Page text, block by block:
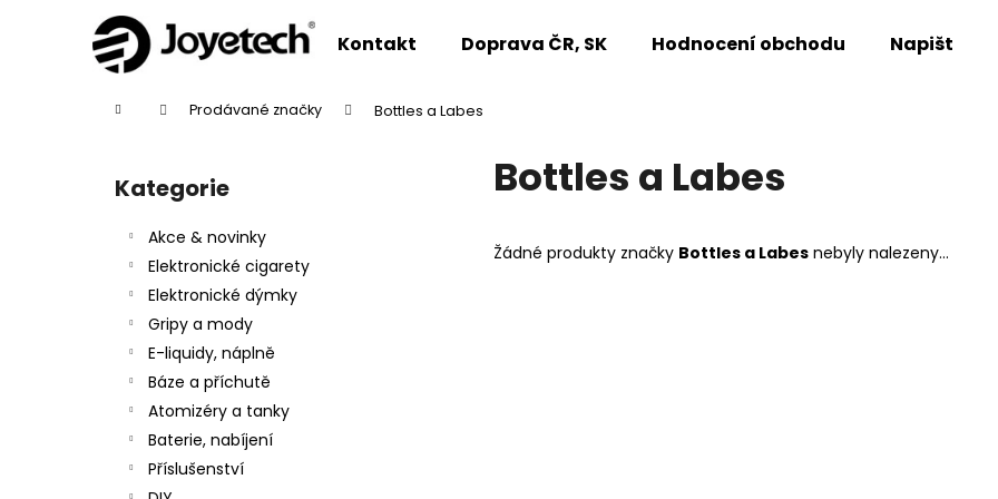
Kontakt Doprava ČR, SK Hodnocení obchodu Napište
Domů Prodávané značky Bottles a Labes
Přeskočit
kategorie
Kategorie
Akce & novinky
Elektronické cigarety
Elektronické dýmky
Gripy a mody
E-liquidy, náplně
Báze a příchutě
Atomizéry a tanky
Baterie, nabíjení
Příslušenství
Bottles a Labes
Žádné produkty značky Bottles a Labes nebyly nalezeny...
Zpět
Zpět